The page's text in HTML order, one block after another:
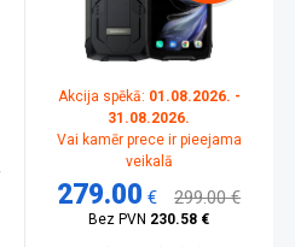
Akcija spēkā: 01.08.2026. -
31.08.2026.
Vai kamēr prece ir pieejama
veikalā
279.00 € 299.00 €
Bez PVN 230.58 €